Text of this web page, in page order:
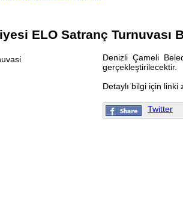
ELO Satranç Turnuvası
Denizli Çameli
gerçekleştirilecektir.
Detaylı bilgi için
Twitter